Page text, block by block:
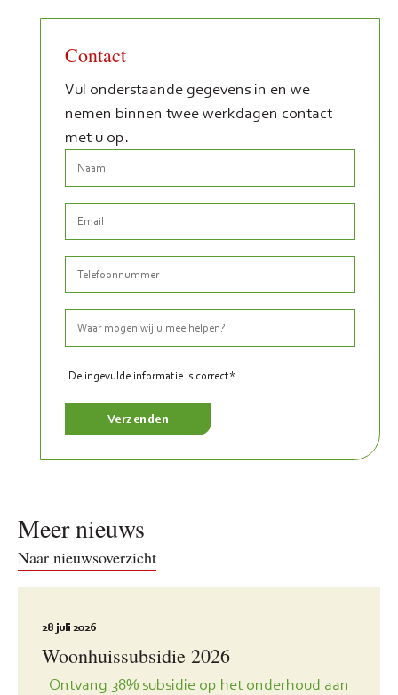
Contact
Vul onderstaande gegevens in en we
nemen binnen twee werkdagen contact
met u op.
De ingevulde informatie is correct*
Meer nieuws
Naar nieuwsoverzicht
28 juli 2026
Woonhuissubsidie 2026
Ontvang 38% subsidie op het onderhoud aan